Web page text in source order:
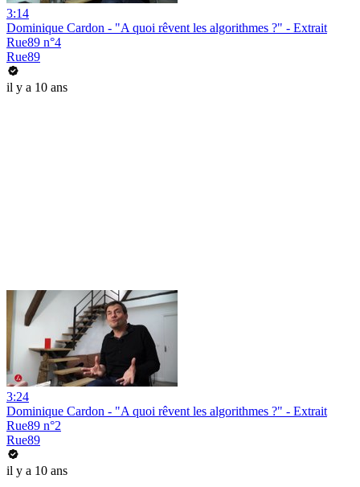
3:14
Dominique Cardon - "A quoi rêvent les algorithmes ?" - Extrait
Rue89 n°4
Rue89
il y a 10 ans
3:24
Dominique Cardon - "A quoi rêvent les algorithmes ?" - Extrait
Rue89 n°2
Rue89
il y a 10 ans